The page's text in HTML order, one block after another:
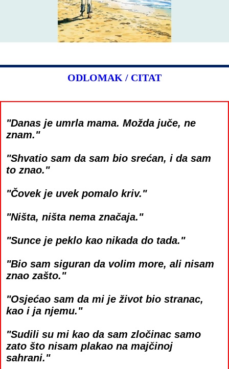
ODLOMAK / CITAT
"Danas je umrla mama. Možda juče, ne
znam."
"Shvatio sam da sam bio srećan, i da sam
to znao."
"Čovek je uvek pomalo kriv."
"Ništa, ništa nema značaja."
"Sunce je peklo kao nikada do tada."
"Bio sam siguran da volim more, ali nisam
znao zašto."
"Osjećao sam da mi je život bio stranac,
kao i ja njemu."
"Sudili su mi kao da sam zločinac samo
zato što nisam plakao na majčinoj
sahrani."